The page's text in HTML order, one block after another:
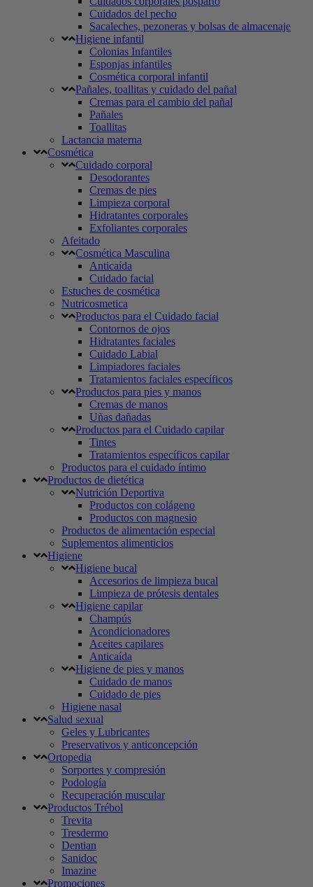
Cuidados del pecho
Sacaleches, pezoneras y bolsas de almacenaje
Higiene infantil
Colonias Infantiles
Esponjas infantiles
Cosmética corporal infantil
Pañales, toallitas y cuidado del pañal
Cremas para el cambio del pañal
Pañales
Toallitas
Lactancia materna
Cosmética
Cuidado corporal
Desodorantes
Cremas de pies
Limpieza corporal
Hidratantes corporales
Exfoliantes corporales
Afeitado
Cosmética Masculina
Anticaída
Cuidado facial
Estuches de cosmética
Nutricosmetica
Productos para el Cuidado facial
Contornos de ojos
Hidratantes faciales
Cuidado Labial
Limpiadores faciales
Tratamientos faciales específicos
Productos para pies y manos
Cremas de manos
Uñas dañadas
Productos para el Cuidado capilar
Tintes
Tratamientos específicos capilar
Productos para el cuidado íntimo
Productos de dietética
Nutrición Deportiva
Productos con colágeno
Productos con magnesio
Productos de alimentación especial
Suplementos alimenticios
Higiene
Higiene bucal
Accesorios de limpieza bucal
Limpieza de prótesis dentales
Higiene capilar
Champús
Acondicionadores
Aceites capilares
Anticaída
Higiene de pies y manos
Cuidado de manos
Cuidado de pies
Higiene nasal
Salud sexual
Geles y Lubricantes
Preservativos y anticoncepción
Ortopedia
Sorportes y compresión
Podología
Recuperación muscular
Productos Trébol
Trevita
Tresdermo
Dentian
Sanidoc
Imazine
Promociones